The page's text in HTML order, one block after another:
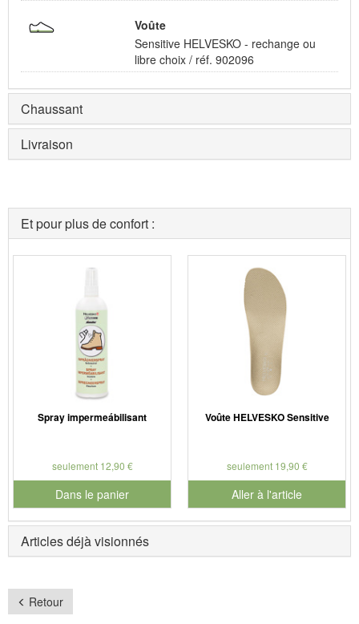
Voûte
Sensitive HELVESKO - rechange ou
libre choix / réf. 902096
Chaussant
Livraison
Et pour plus de confort :
Spray impermeábilisant
seulement 12,90 €
Dans le panier
pour le numéro de produit 901126
Voûte HELVESKO Sensitive
seulement 19,90 €
Aller à l'article
Articles déjà visionnés
Retour